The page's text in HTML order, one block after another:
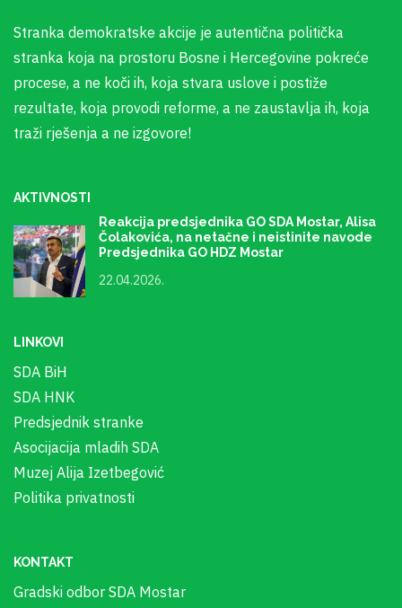
Stranka demokratske akcije je autentična politička
stranka koja na prostoru Bosne i Hercegovine pokreće
procese, a ne koči ih, koja stvara uslove i postiže
rezultate, koja provodi reforme, a ne zaustavlja ih, koja
traži rješenja a ne izgovore!
AKTIVNOSTI
Reakcija predsjednika GO SDA Mostar, Alisa
Čolakovića, na netačne i neistinite navode
Predsjednika GO HDZ Mostar
22.04.2026.
LINKOVI
SDA BiH
SDA HNK
Predsjednik stranke
Asocijacija mladih SDA
Muzej Alija Izetbegović
Politika privatnosti
KONTAKT
Gradski odbor SDA Mostar